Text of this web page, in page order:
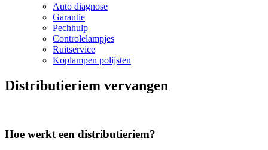
Auto diagnose
Garantie
Pechhulp
Controlelampjes
Ruitservice
Koplampen polijsten
Distributieriem vervangen
Hoe werkt een distributieriem?